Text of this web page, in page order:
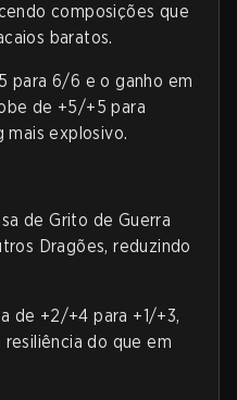
composições que
baratos.
para 6/6 e o ganho em
de +5/+5 para
mais explosivo.
de Grito de Guerra
Dragões, reduzindo
de +2/+4 para +1/+3,
do que em